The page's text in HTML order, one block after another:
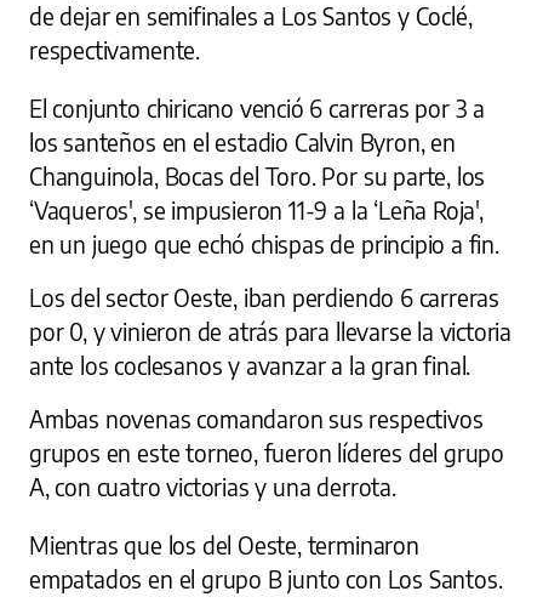
de dejar en semifinales a Los Santos y Coclé,
respectivamente.
El conjunto chiricano venció 6 carreras por 3 a
los santeños en el estadio Calvin Byron, en
Changuinola, Bocas del Toro. Por su parte, los
‘Vaqueros', se impusieron 11-9 a la ‘Leña Roja',
en un juego que echó chispas de principio a fin.
Los del sector Oeste, iban perdiendo 6 carreras
por 0, y vinieron de atrás para llevarse la victoria
ante los coclesanos y avanzar a la gran final.
Ambas novenas comandaron sus respectivos
grupos en este torneo, fueron líderes del grupo
A, con cuatro victorias y una derrota.
Mientras que los del Oeste, terminaron
empatados en el grupo B junto con Los Santos.